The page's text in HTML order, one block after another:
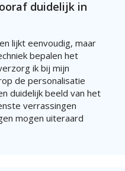
duidelijk in
lijkt eenvoudig, maar
bepalen het
ik bij mijn
de personalisatie
duidelijk beeld van het
verrassingen
mogen uiteraard